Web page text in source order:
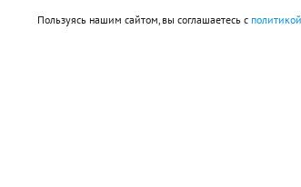
Пользуясь нашим сайтом, вы соглашаетесь с